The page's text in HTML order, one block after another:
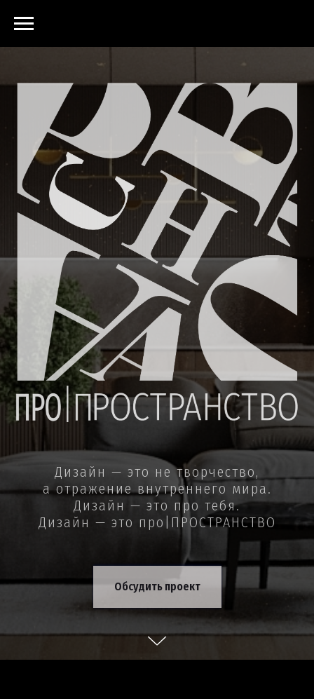
Дизайн — это не творчество,
а отражение внутреннего мира.
Дизайн — это про тебя.
Дизайн — это про|ПРОСТРАНСТВО
Обсудить проект